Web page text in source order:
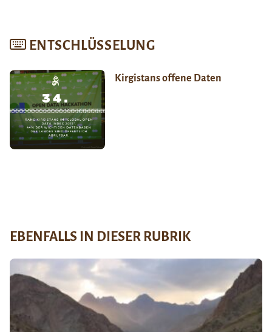
ENTSCHLÜSSELUNG
Kirgistans offene Daten
EBENFALLS IN DIESER RUBRIK